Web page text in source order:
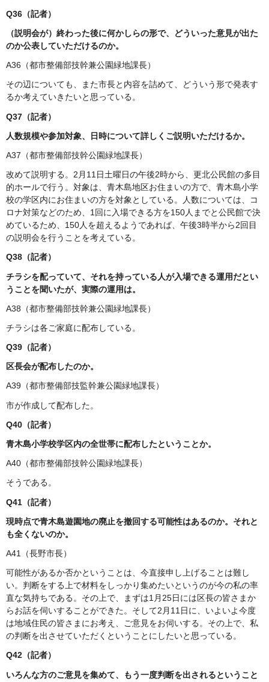
Q36（記者）
（説明会が）終わった後に何かしらの形で、どういった意見が出た
のか公表していただけるのか。
A36（都市整備部技幹兼公園緑地課長）
その辺についても、また市長と内容を詰めて、どういう形で発表す
るか考えていきたいと思っている。
Q37（記者）
人数規模や参加対象、日時について詳しくご説明いただけるか。
A37（都市整備部技幹公園緑地課長）
改めて説明する。2月11日土曜日の午後2時から、更北公民館の多目
的ホールで行う。対象は、青木島地区お住まいの方で、青木島小学
校の学区内にお住まいの方を対象としている。人数については、コ
ロナ対策などのため、1回に入場できる方を150人までと公民館で決
めているため、150人を超えるようであれば、午後3時半から2回目
の説明会を行うことを考えている。
Q38（記者）
チラシを配っていて、それを持っている人が入場できる運用だとい
うことを聞いたが、実際の運用は。
A38（都市整備部技幹兼公園緑地課長）
チラシは各ご家庭に配布している。
Q39（記者）
区長会が配布したのか。
A39（都市整備部技監幹兼公園緑地課長）
市が作成して配布した。
Q40（記者）
青木島小学校学区内の全世帯に配布したということか。
A40（都市整備部技幹公園緑地課長）
そうである。
Q41（記者）
現時点で青木島遊園地の廃止を撤回する可能性はあるのか。それと
も全くないのか。
A41（長野市長）
可能性があるか否かということは、今直接申し上げることは難し
い。判断をする上で材料をしっかり集めたいというのが今の私の率
直な気持ちである。その上で、まずは1月25日には区長の皆さまか
らお話を伺いすることができた。そして2月11日に、いよいよ今度
は地域住民の皆さまにお考え、ご意見をお伺いする。その上で、私
の判断を出させていただくということにしたいと思っている。
Q42（記者）
いろんな方のご意見を集めて、もう一度判断を出されるということ